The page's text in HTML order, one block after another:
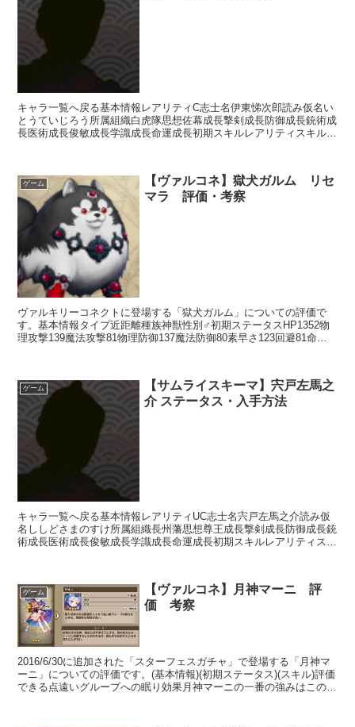
キャラ一覧へ戻る基本情報レアリティC志士名伊東悌次郎読み仮名い
とうていじろう所属組織白虎隊思想佐幕成長撃剣成長防御成長銃術成
長医術成長俊敏成長学識成長命運成長初期スキルレアリティスキル名
ゲーム
【ヴァルコネ】獄犬ガルム リセ
マラ 評価・考察
ヴァルキリーコネクトに登場する「獄犬ガルム」についての評価で
す。基本情報タイプ近距離種族神獣性別♂初期ステータスHP1352物
理攻撃139魔法攻撃81物理防御137魔法防御80素早さ123回避81命中
ゲーム
【サムライスキーマ】宍戸左馬之
介 ステータス・入手方法
キャラ一覧へ戻る基本情報レアリティUC志士名宍戸左馬之介読み仮
名ししどさまのすけ所属組織長州藩思想尊王成長撃剣成長防御成長銃
術成長医術成長俊敏成長学識成長命運成長初期スキルレアリティスキ
ゲーム
【ヴァルコネ】月神マーニ 評
価 考察
2016/6/30に追加された「スターフェスガチャ」で登場する「月神マ
ーニ」についての評価です。(基本情報)(初期ステータス)(スキル)評価
できる点遠いグループへの眠り効果月神マーニの一番の強みはこの